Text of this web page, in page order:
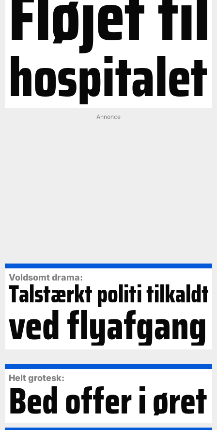
hospitalet
Annonce
Voldsomt drama:
Talstærkt politi tilkaldt
ved flyafgang
Helt grotesk:
Bed offer i øret